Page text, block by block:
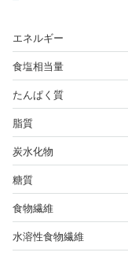
エネルギー
食塩相当量
たんぱく質
脂質
炭水化物
糖質
食物繊維
水溶性食物繊維